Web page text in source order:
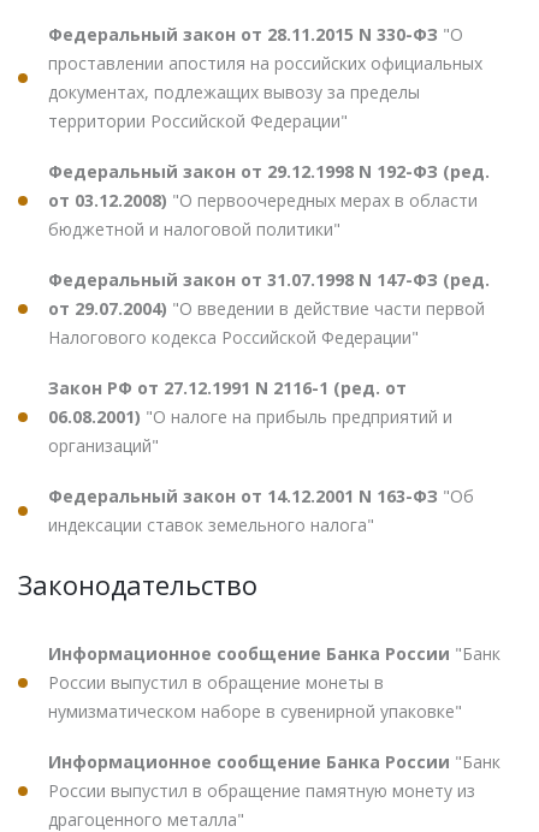
Федеральный закон от 28.11.2015 N 330-ФЗ "О
проставлении апостиля на российских официальных
документах, подлежащих вывозу за пределы
территории Российской Федерации"
Федеральный закон от 29.12.1998 N 192-ФЗ (ред.
от 03.12.2008) "О первоочередных мерах в области
бюджетной и налоговой политики"
Федеральный закон от 31.07.1998 N 147-ФЗ (ред.
от 29.07.2004) "О введении в действие части первой
Налогового кодекса Российской Федерации"
Закон РФ от 27.12.1991 N 2116-1 (ред. от
06.08.2001) "О налоге на прибыль предприятий и
организаций"
Федеральный закон от 14.12.2001 N 163-ФЗ "Об
индексации ставок земельного налога"
Законодательство
Информационное сообщение Банка России "Банк
России выпустил в обращение монеты в
нумизматическом наборе в сувенирной упаковке"
Информационное сообщение Банка России "Банк
России выпустил в обращение памятную монету из
драгоценного металла"